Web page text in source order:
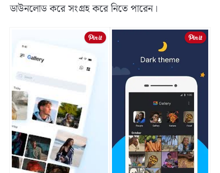
ডাউনলোড করে সংগ্রহ করে নিতে পারেন।